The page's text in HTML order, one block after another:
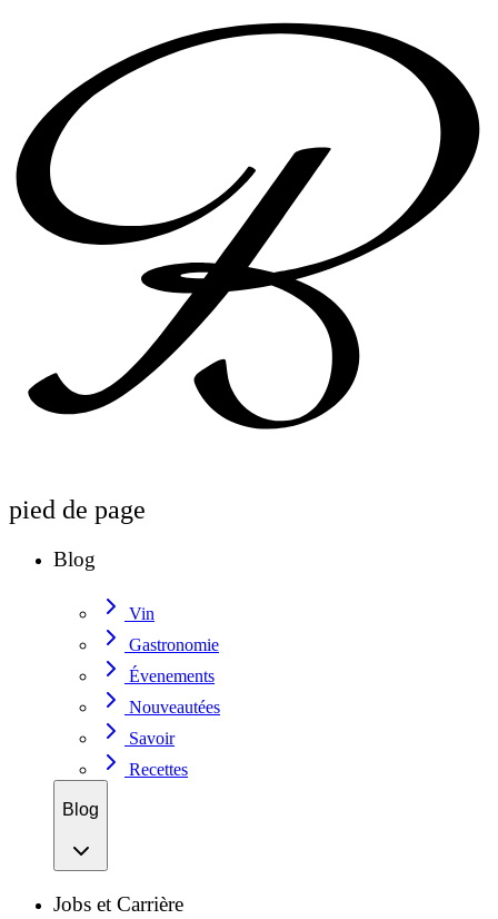
pied de page
Blog
Vin
Gastronomie
Évenements
Nouveautées
Savoir
Recettes
Blog
Jobs et Carrière